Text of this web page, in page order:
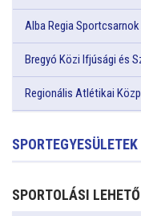
Alba Regia Sportcsarnok
Bregyó Közi Ifjúsági és
Regionális Atlétikai
SPORTOLÁSI